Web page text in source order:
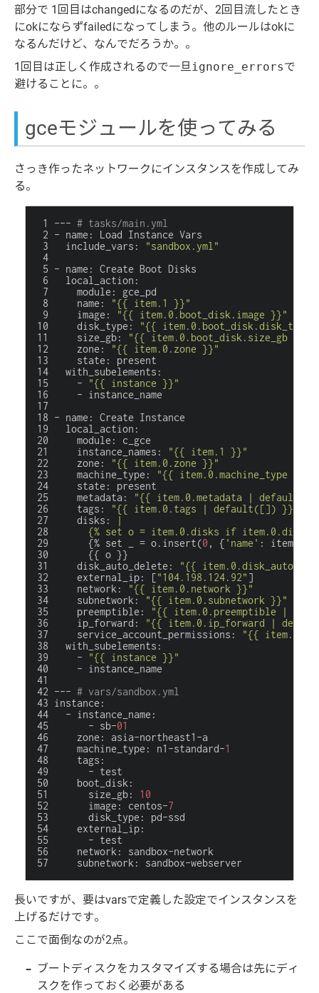
部分で 1回目はchangedになるのだが、2回目流したとき
にokにならずfailedになってしまう。他のルールはokに
なるんだけど、なんでだろうか。。
1回目は正しく作成されるので一旦ignore_errorsで
避けることに。。
gceモジュールを使ってみる
さっき作ったネットワークにインスタンスを作成してみ
る。
--- # tasks/main.yml
- name : Load Instance Vars
include_vars :
"sandbox.yml"
- name : Create Boot Disks
local_action :
module :
gce_pd
name :
"{{ item.1 }}"
image :
"{{ item.0.boot_disk.image }}"
disk_type :
"{{ item.0.boot_disk.disk_type
size_gb:
"{{ item.0.boot_disk.size_gb }}"
zone :
"{{ item.0.zone }}"
state :
present
with_subelements :
-
"{{ instance }}"
- instance_name
- name : Create Instance
local_action :
module :
c_gce
instance_names :
"{{ item.1 }}"
zone :
"{{ item.0.zone }}"
machine_type :
"{{ item.0.machine_type }}"
state :
present
metadata :
"{{ item.0.metadata |
tags :
"{{ item.0.tags | default([]) }}"
disks :
{% set o = item.0.disks if item.0.disks
{% set = o.insert(0 , { 'name' : item.
{{ o }}
disk_auto_delete :
"{{
external_ip: ["104.198.124.92" ]
network :
"{{ item.0.network }}"
subnetwork :
"{{ item.0.subnetwork }}"
preemptible :
"{{ item.0.preemptible |
ip_forward :
"{{ item.0.ip_forward |
service_account_permissions :
"{{
with_subelements :
-
"{{ instance }}"
- instance_name
--- # vars/sandbox.yml
instance :
- instance_name :
- sb-01
zone :
asia-northeast1-a
machine_type : n1-standard-1
tags :
- test
boot_disk :
size_gb:
10
image : centos-7
disk_type :
pd-ssd
external_ip:
- test
network :
sandbox-network
subnetwork : sandbox-webserver
長いですが、要はvarsで定義した設定でインスタンスを
上げるだけです。
ここで面倒なのが2点。
ブートディスクをカスタマイズする場合は先にディ
スクを作っておく必要がある